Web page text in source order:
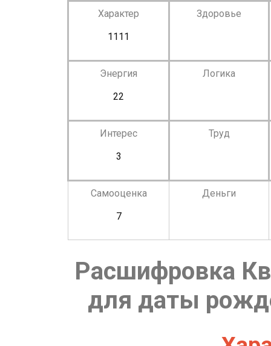
Характер
1111
Здоровье
Энергия
22
Логика
Интерес
3
Труд
Самооценка
7
Деньги
Расшифровка
для даты